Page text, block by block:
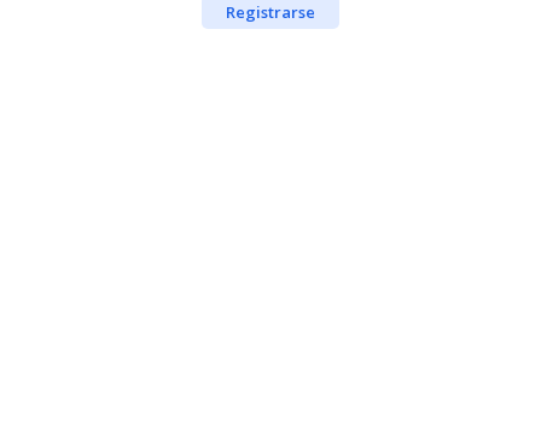
Registrarse